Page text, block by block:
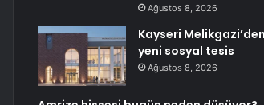
Ağustos 8, 2026
Kayseri Melikgazi’den
yeni sosyal tesis
Ağustos 8, 2026